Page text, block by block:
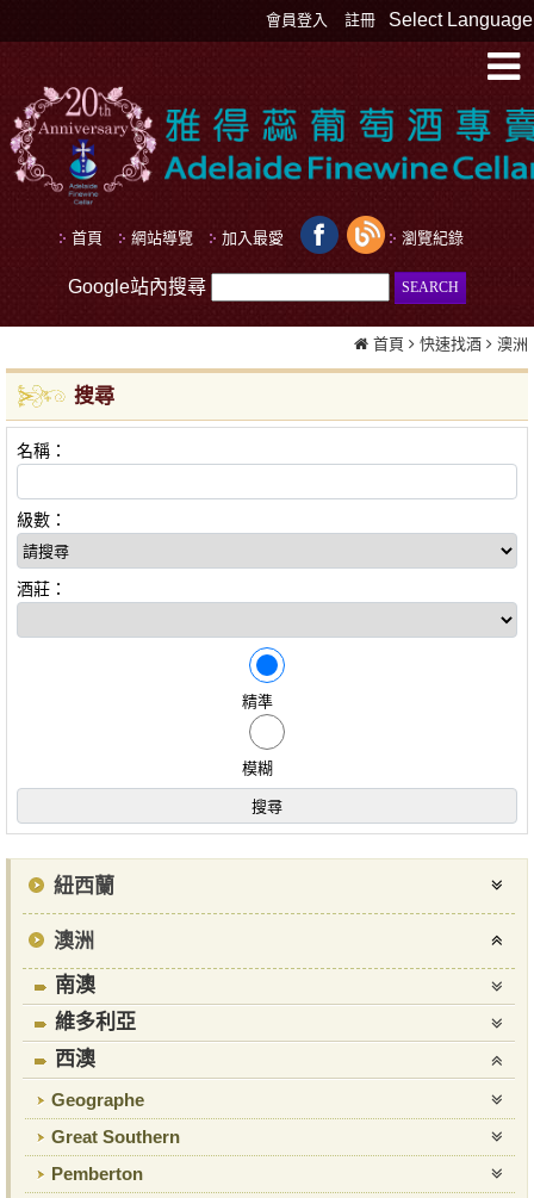
Select Language
會員登入 註冊
首頁 網站導覽 加入最愛 瀏覽紀錄
Google站內搜尋
首頁 快速找酒 澳洲
搜尋
名稱：
級數：
酒莊：
精準
模糊
紐西蘭
澳洲
南澳
維多利亞
西澳
Geographe
Great Southern
Pemberton